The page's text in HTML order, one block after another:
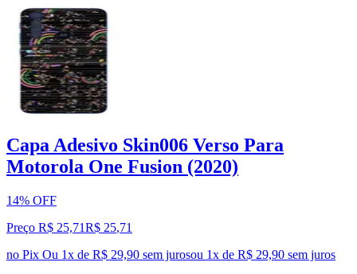
Capa Adesivo Skin006 Verso Para
Motorola One Fusion (2020)
14% OFF
Preço R$ 25,71R$ 25,71
no Pix Ou 1x de R$ 29,90 sem jurosou 1x de R$ 29,90 sem juros